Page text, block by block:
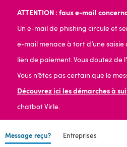
ATTENTION : faux e-mail
Un e-mail de phishing circule et
e-mail menace à tort d’une
lien de paiement. Vous doutez de
Vous n’êtes pas certain que le
Découvrez ici les démarches à
chatbot Virle.
Message reçu? Entreprises